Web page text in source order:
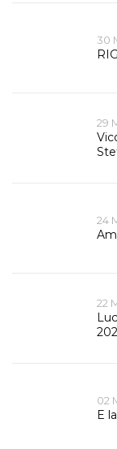
30
29
24
22
02
E